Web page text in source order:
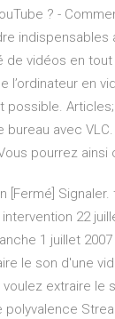
? -
indispensables
vidéos en tout
l’ordinateur en
avec
pourrez ainsi
[Fermé]
22
1 juillet
le son d'une
extraire